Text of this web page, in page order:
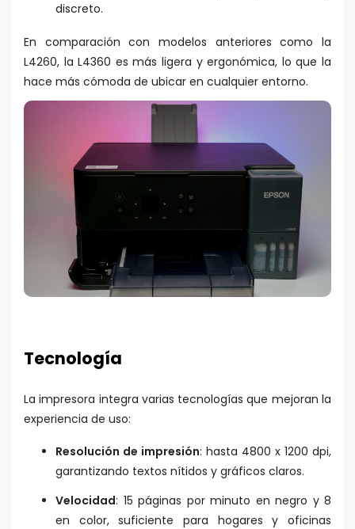
discreto.
En comparación con modelos anteriores como la
L4260, la L4360 es más ligera y ergonómica, lo que la
hace más cómoda de ubicar en cualquier entorno.
Tecnología
La impresora integra varias tecnologías que mejoran la
experiencia de uso:
Resolución de impresión: hasta 4800 x 1200 dpi,
garantizando textos nítidos y gráficos claros.
Velocidad: 15 páginas por minuto en negro y 8
en color, suficiente para hogares y oficinas